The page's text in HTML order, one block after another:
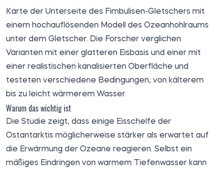
Karte der Unterseite des Fimbulisen-Gletschers mit
einem hochauflösenden Modell des Ozeanhohlraums
unter dem Gletscher. Die Forscher verglichen
Varianten mit einer glatteren Eisbasis und einer mit
einer realistischen kanalisierten Oberfläche und
testeten verschiedene Bedingungen, von kälterem
bis zu leicht wärmerem Wasser.
Warum das wichtig ist
Die Studie zeigt, dass einige Eisschelfe der
Ostantarktis möglicherweise stärker als erwartet auf
die Erwärmung der Ozeane reagieren. Selbst ein
mäßiges Eindringen von warmem Tiefenwasser kann